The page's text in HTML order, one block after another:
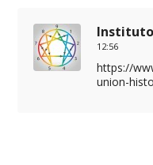
12:56
https://
union-